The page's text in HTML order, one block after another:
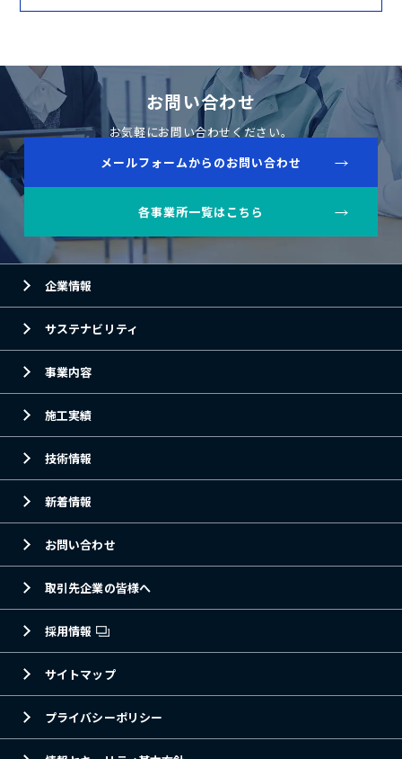
お問い合わせ
お気軽にお問い合わせください。
メールフォームからのお問い合わせ
各事業所一覧はこちら
企業情報
サステナビリティ
事業内容
施工実績
技術情報
新着情報
お問い合わせ
取引先企業の皆様へ
採用情報
サイトマップ
プライバシーポリシー